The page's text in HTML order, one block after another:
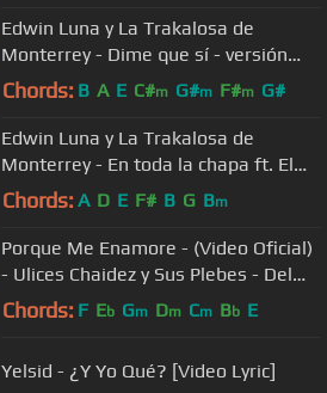
Edwin Luna y La Trakalosa de
Monterrey - Dime que sí - versión
banda (Video Oficial)
Chords: B A E C#m G#m F#m G#
Edwin Luna y La Trakalosa de
Monterrey - En toda la chapa ft. El
Palomo y El Gorrión (Video Oficial)
Chords: A D E F# B G Bm
Porque Me Enamore - (Video Oficial)
- Ulices Chaidez y Sus Plebes - Del
Records 2016
Chords: F Eb Gm Dm Cm Bb E
Yelsid - ¿Y Yo Qué? [Video Lyric]